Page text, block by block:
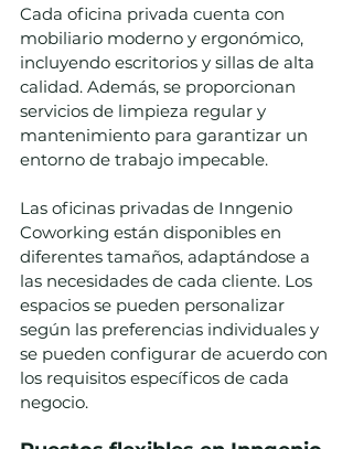
Cada oficina privada cuenta con
mobiliario moderno y ergonómico,
incluyendo escritorios y sillas de alta
calidad. Además, se proporcionan
servicios de limpieza regular y
mantenimiento para garantizar un
entorno de trabajo impecable.
Las oficinas privadas de Inngenio
Coworking están disponibles en
diferentes tamaños, adaptándose a
las necesidades de cada cliente. Los
espacios se pueden personalizar
según las preferencias individuales y
se pueden configurar de acuerdo con
los requisitos específicos de cada
negocio.